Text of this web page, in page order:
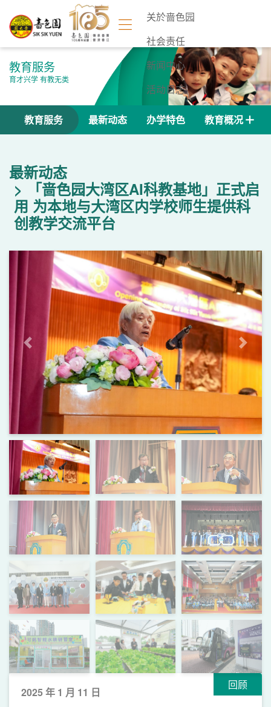
关於啬色园
社会责任
新闻中心
活动日志
联络我们
教育服务
育才兴学 有教无类
教育服务 最新动态 办学特色 教育概况
最新动态
「啬色园大湾区AI科教基地」正式启
用 为本地与大湾区内学校师生提供科
创教学交流平台
上一页 下一页
回顾
2025 年 1 月 11 日